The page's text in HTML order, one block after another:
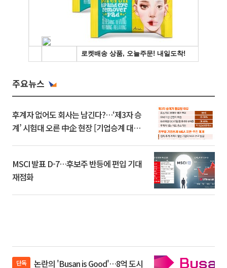
주요뉴스
후계자 없어도 회사는 남긴다?…‘제3자 승
계’ 시험대 오른 中企 현장 [기업승계 대전
MSCI 발표 D-7…후보주 반등에 편입 기대
재점화
단독